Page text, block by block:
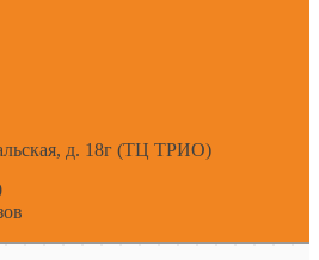
д. 18г (ТЦ ТРИО)